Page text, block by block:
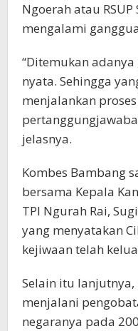
Ngoerah atau
mengalami
“Ditemukan
nyata. Sehingga
menjalankan
jelasnya.
Kombes Bambang
bersama Kepala
TPI Ngurah Rai,
yang menyatakan
kejiwaan telah
Selain itu
menjalani
negaranya pada